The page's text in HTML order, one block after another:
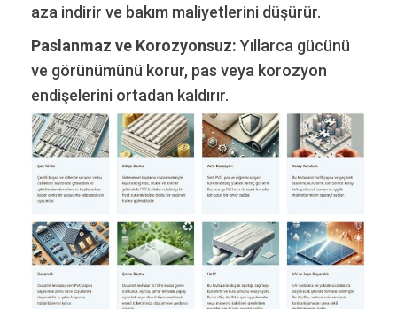
aza indirir ve bakım maliyetlerini düşürür.
Paslanmaz ve Korozyonsuz: Yıllarca gücünü
ve görünümünü korur, pas veya korozyon
endişelerini ortadan kaldırır.